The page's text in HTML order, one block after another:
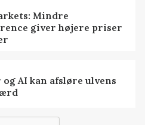
Mindre
giver højere priser
AI kan afsløre ulvens